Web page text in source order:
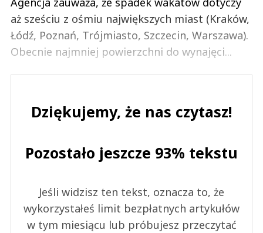
aż sześciu z ośmiu największych miast (Kraków,
Łódź, Poznań, Trójmiasto, Szczecin, Warszawa).
Obecnie najmniej powierzchni do wynajęci...
Dziękujemy, że nas czytasz!
Pozostało jeszcze 93% tekstu
Jeśli widzisz ten tekst, oznacza to, że
wykorzystałeś limit bezpłatnych artykułów
w tym miesiącu lub próbujesz przeczytać